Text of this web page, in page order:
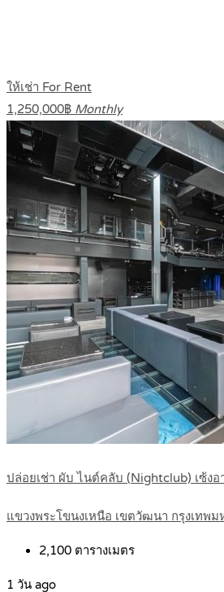
ให้เช่า For Rent
1,250,000฿ Monthly
ปล่อยเช่า ผับ ไนต์คลับ (Nightclub) เซ้ง
แขวงพระโขนงเหนือ เขตวัฒนา กรุงเทพ
2,100 ตารางเมตร
1 วัน ago